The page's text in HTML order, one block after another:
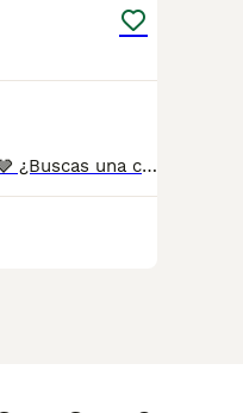
🩶 ¡Preciosa cachorra Cane Corso gris disponible! 🩶 ¿Buscas una compañera fiel, elegante y con un excelente pedigrí? ¡Esta preciosa cachorra de Cane Corso está esperando encontrar una familia que la quiera para toda la vida! ✨ Carácter: alegre, activa, muy cariñosa y con un gran equilibrio. Perfecta tanto para la familia como para quienes buscan un ejemplar de gran calidad. 🐾 La cachorra está completamente lista para ir a su nuevo hogar y se entrega con toda la documentación al día: ✅ Pedigrí ✅ LOE ✅ Microchip ✅ Pasaporte veterinario europeo ✅ Vacunas correspondientes a su edad ✅ Desparasitaciones al día ✅ Certificado veterinario de buena salud Criada con dedicación, socialización y mucho cariño para garantizar un desarrollo sano y equilibrado. 📍 Nos encontramos en Alicante. 📲 Para más información, fotos o vídeos, escríbenos por WhatsApp: 34 607 26 87 12 ¡No pierdas la oportunidad de llevarte a casa una espectacular Cane Corso gris de excelente calidad!